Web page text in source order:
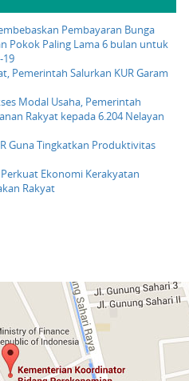
Pembayaran Bunga
Pokok Paling Lama 6 bulan untuk
19
Pemerintah Salurkan KUR Garam
Modal Usaha, Pemerintah
Rakyat kepada 6.204 Nelayan
Guna Tingkatkan Produktivitas
Ekonomi Kerakyatan
Rakyat
place
membuka peta